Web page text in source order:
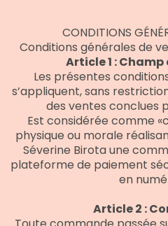
CONDITIONS
Conditions générales de
Article 1 :
Les présentes
s’appliquent, sans
des ventes conclues
Est considérée comme
physique ou morale
Séverine Birota une
plateforme de paiement
en
Article 2 :